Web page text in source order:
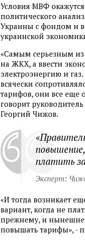
Условия МВФ
политического
Украины с фондом и
украинской
«Самым серьезным из
на ЖКХ, а ввести
электроэнергию и
всячески
тарифов, они все еще
говорит
Георгий Чижов.
платить
Эксперт:
«И тогда возникает
вариант, когда не
прежнему, и
повышать тарифы», -